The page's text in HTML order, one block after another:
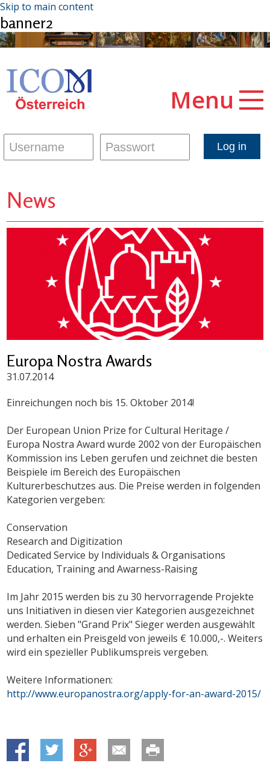
Skip to main content
banner2
Menu
News
Europa Nostra Awards
31.07.2014
Einreichungen noch bis 15. Oktober 2014!
Der European Union Prize for Cultural Heritage /
Europa Nostra Award wurde 2002 von der Europäischen
Kommission ins Leben gerufen und zeichnet die besten
Beispiele im Bereich des Europäischen
Kulturerbeschutzes aus. Die Preise werden in folgenden
Kategorien vergeben:
Conservation
Research and Digitization
Dedicated Service by Individuals & Organisations
Education, Training and Awarness-Raising
Im Jahr 2015 werden bis zu 30 hervorragende Projekte
uns Initiativen in diesen vier Kategorien ausgezeichnet
werden. Sieben "Grand Prix" Sieger werden ausgewählt
und erhalten ein Preisgeld von jeweils € 10.000,-. Weiters
wird ein spezieller Publikumspreis vergeben.
Weitere Informationen:
http://www.europanostra.org/apply-for-an-award-2015/